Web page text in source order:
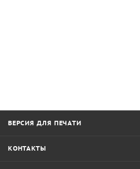
ВЕРСИЯ ДЛЯ ПЕЧАТИ
КОНТАКТЫ